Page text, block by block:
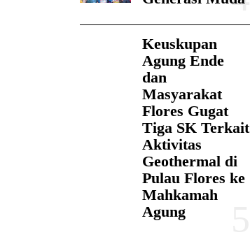
Keuskupan
Agung Ende
dan
Masyarakat
Flores Gugat
Tiga SK Terkait
Aktivitas
Geothermal di
Pulau Flores ke
Mahkamah
Agung